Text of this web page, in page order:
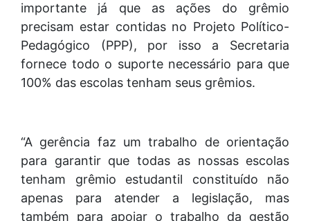
importante já que as ações do grêmio
precisam estar contidas no Projeto Político-
Pedagógico (PPP), por isso a Secretaria
fornece todo o suporte necessário para que
100% das escolas tenham seus grêmios.
“A gerência faz um trabalho de orientação
para garantir que todas as nossas escolas
tenham grêmio estudantil constituído não
apenas para atender a legislação, mas
também para apoiar o trabalho da gestão